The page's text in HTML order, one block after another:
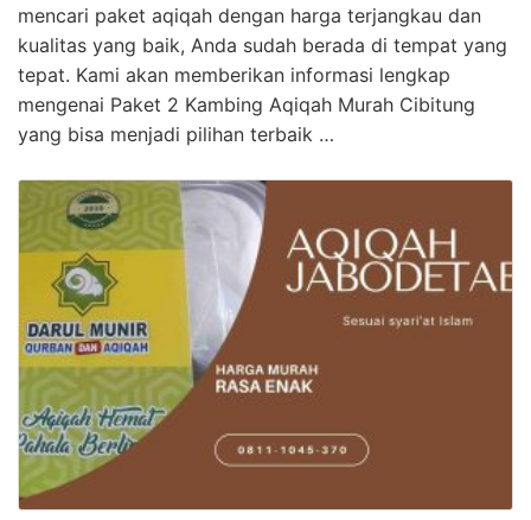
mencari paket aqiqah dengan harga terjangkau dan
kualitas yang baik, Anda sudah berada di tempat yang
tepat. Kami akan memberikan informasi lengkap
mengenai Paket 2 Kambing Aqiqah Murah Cibitung
yang bisa menjadi pilihan terbaik …